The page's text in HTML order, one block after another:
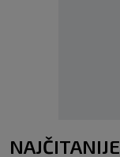
NAJČITANIJE